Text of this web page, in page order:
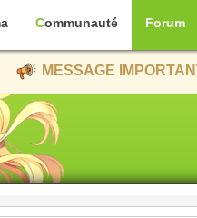
Communauté Forum
MESSAGE